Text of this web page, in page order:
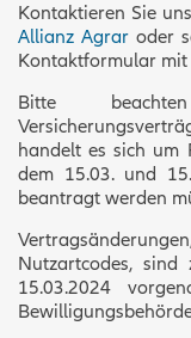
Kontaktieren Sie
Allianz Agraroder
Kontaktformular
Bitte
handelt es sich um
dem 15.03. und
beantragt werden
Nutzartcodes,
15.03.2024